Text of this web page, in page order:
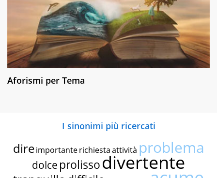
Aforismi per Tema
I sinonimi più ricercati
dire importante richiestaattività problema
dolce prolissodivertente